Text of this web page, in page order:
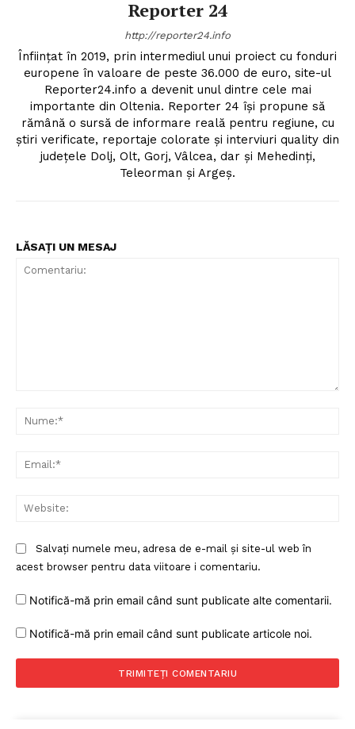
Reporter 24
http://reporter24.info
Înfiinţat în 2019, prin intermediul unui proiect cu fonduri
europene în valoare de peste 36.000 de euro, site-ul
Reporter24.info a devenit unul dintre cele mai
importante din Oltenia. Reporter 24 îşi propune să
rămână o sursă de informare reală pentru regiune, cu
ştiri verificate, reportaje colorate şi interviuri quality din
judeţele Dolj, Olt, Gorj, Vâlcea, dar şi Mehedinţi,
Teleorman şi Argeş.
LĂSAȚI UN MESAJ
Salvați numele meu, adresa de e-mail și site-ul web în
acest browser pentru data viitoare i comentariu.
Notifică-mă prin email când sunt publicate alte comentarii.
Notifică-mă prin email când sunt publicate articole noi.